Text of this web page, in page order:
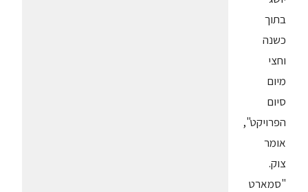
בתוך
כשנה
וחצי
מיום
סיום
הפרויקט",
אומר
צוק.
"סמארט